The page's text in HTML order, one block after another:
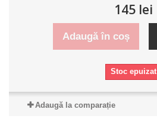
145 lei
Adaugă în coș
Stoc epuizat
Adaugă la comparație